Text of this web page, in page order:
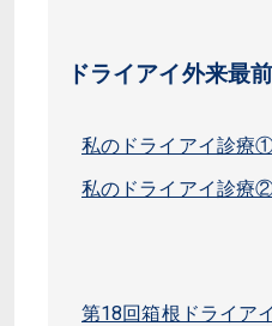
ドライアイ外来最
私のドライアイ診療
私のドライアイ診療
第18回箱根ドライア